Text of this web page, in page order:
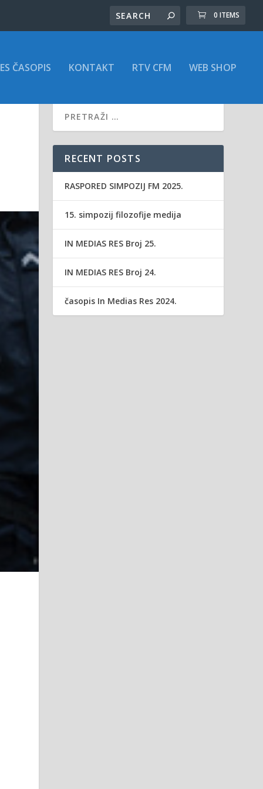
0 ITEMS
ČASOPIS KONTAKT RTV CFM WEB SHOP
RECENT POSTS
RASPORED SIMPOZIJ FM 2025.
15. simpozij filozofije medija
IN MEDIAS RES Broj 25.
IN MEDIAS RES Broj 24.
časopis In Medias Res 2024.